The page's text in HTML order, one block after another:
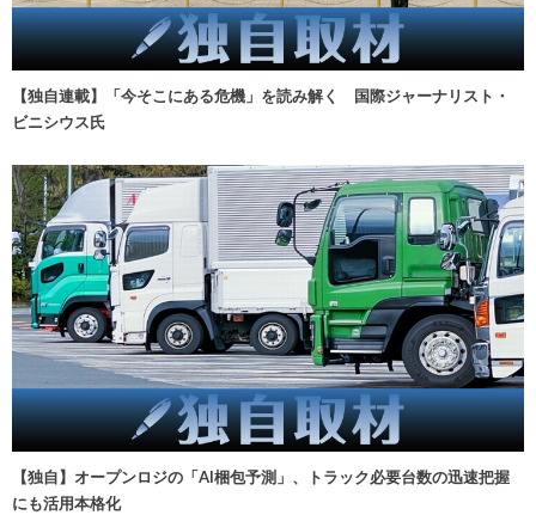
【独自連載】「今そこにある危機」を読み解く 国際ジャーナリスト・
ビニシウス氏
【独自】オープンロジの「AI梱包予測」、トラック必要台数の迅速把握
にも活用本格化